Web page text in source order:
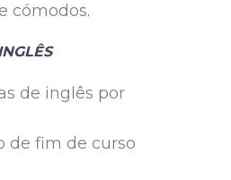
cómodos.
de inglês por
de fim de curso